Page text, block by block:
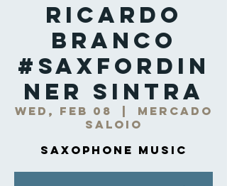
Ricardo
Branco
#SaxForDin
ner Sintra
Wed, Feb 08
Mercado
Saloio
Saxophone Music